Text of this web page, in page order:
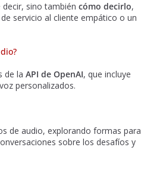
sino también cómo decirlo,
servicio al cliente empático o un
de la API de OpenAI, que incluye
personalizados.​
de audio, explorando formas para
sobre los desafíos y